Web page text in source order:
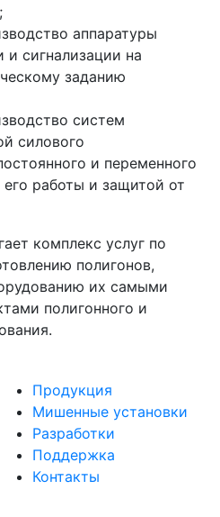
аппаратуры
и сигнализации на
заданию
систем
силового
и переменного
работы и защитой от
комплекс услуг по
полигонов,
их самыми
полигонного и
Продукция
Мишенные установки
Разработки
Поддержка
Контакты